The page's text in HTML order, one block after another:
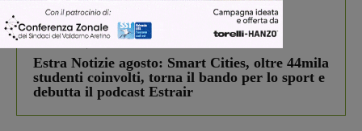
3 Agosto 2026
Estra Notizie agosto: Smart Cities, oltre 44mila
studenti coinvolti, torna il bando per lo sport e
debutta il podcast Estrair